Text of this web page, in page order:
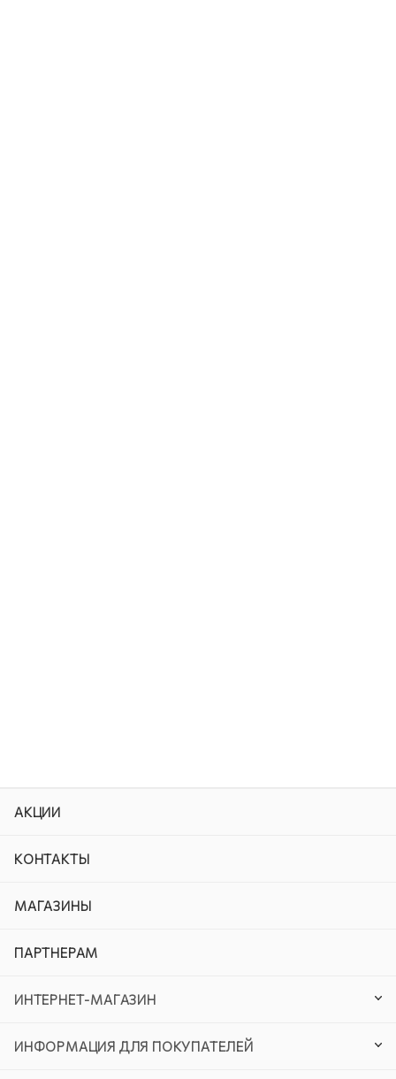
АКЦИИ
КОНТАКТЫ
МАГАЗИНЫ
ПАРТНЕРАМ
ИНТЕРНЕТ-МАГАЗИН
ИНФОРМАЦИЯ ДЛЯ ПОКУПАТЕЛЕЙ